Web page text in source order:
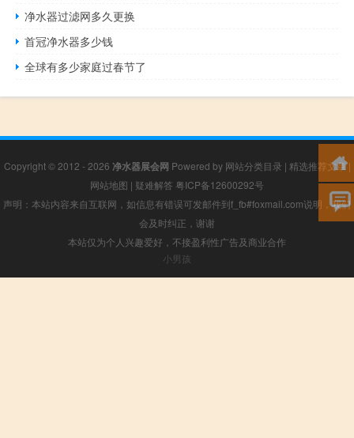
净水器过滤网多久更换
首冠净水器多少钱
全球有多少家庭过春节了
Copyright © 2012 - 2026 净水器展会网 Powered by 网站分类目录 | 精选推荐文章|
网站地图 | 疑难解答 粤ICP备12600292号
声明：本站内容来自互联网，如信息有错误可发邮件到f_fb#foxmail.com说明，我们
会及时纠正，谢谢
本站仅为个人兴趣爱好，不接盈利性广告及商业合作
小男孩